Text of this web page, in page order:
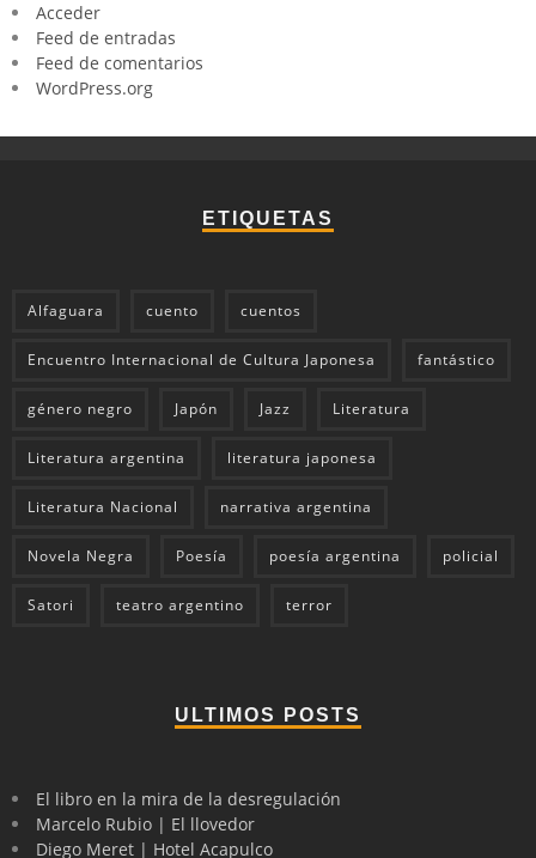
Acceder
Feed de entradas
Feed de comentarios
WordPress.org
ETIQUETAS
Alfaguara cuento cuentos
Encuentro Internacional de Cultura Japonesa fantástico
género negro Japón Jazz Literatura
Literatura argentina literatura japonesa
Literatura Nacional narrativa argentina
Novela Negra Poesía poesía argentina policial
Satori teatro argentino terror
ULTIMOS POSTS
El libro en la mira de la desregulación
Marcelo Rubio | El llovedor
Diego Meret | Hotel Acapulco